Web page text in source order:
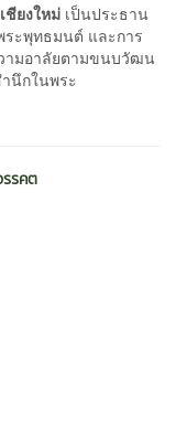
ชียงใหม่ เป็นประธาน
ะพุทธมนต์ และการ
ามอาลัยตามขนบวัฒน
นึกในพระ
รคต